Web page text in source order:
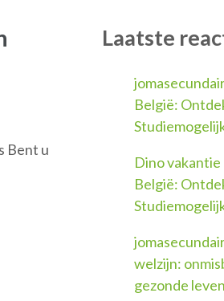
Bent u
Laatste
België:
Dino vakantie
België:
welzijn:
gezonde